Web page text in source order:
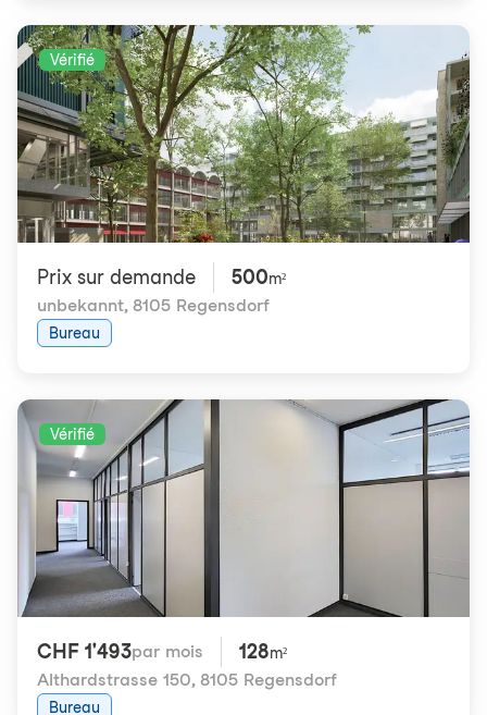
Vérifié
Prix ​​sur demande 500m²
unbekannt, 8105 Regensdorf
Bureau
Vérifié
CHF 1'493par mois 128m²
Althardstrasse 150, 8105 Regensdorf
Bureau